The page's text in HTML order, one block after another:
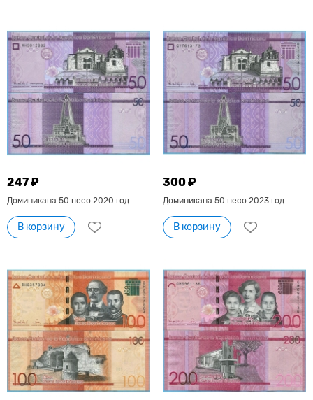
247 ₽
Доминикана 50 песо 2020 год.
В корзину
300 ₽
Доминикана 50 песо 2023 год.
В корзину